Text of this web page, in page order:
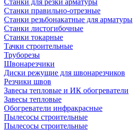
Станки для резки арматуры
Станки правильно-отрезные
Станки резьбонакатные для арматуры
Станки листогибочные
Станки токарные
Тачки строительные
Труборезы
Швонарезчики
Диски режущие для швонарезчиков
Резчики швов
Завесы тепловые и ИК обогреватели
Завесы тепловые
Обогреватели инфракрасные
Пылесосы строительные
Пылесосы строительные